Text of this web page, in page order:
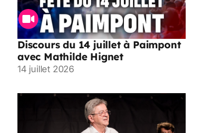
Discours du 14 juillet à Paimpont
avec Mathilde Hignet
14 juillet 2026